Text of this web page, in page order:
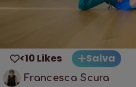
<10 Likes Salva
Francesca Scura